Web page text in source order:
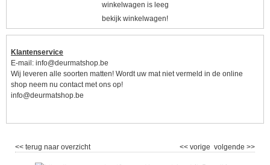
winkelwagen is leeg
bekijk winkelwagen!
Klantenservice
E-mail: info@deurmatshop.be
Wij leveren alle soorten matten! Wordt uw mat niet vermeld in de online
shop neem nu contact met ons op!
info@deurmatshop.be
<< terug naar overzicht volgende >>
<< vorige